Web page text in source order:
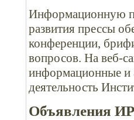
Информационную
развития прессы
конференции,
вопросов. На веб-
информационные и
деятельность
Объявления